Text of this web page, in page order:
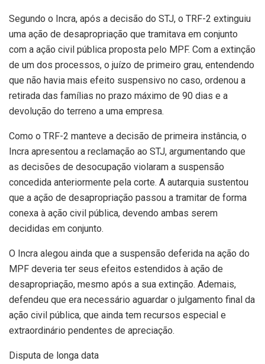
Segundo o Incra, após a decisão do STJ, o TRF-2 extinguiu
uma ação de desapropriação que tramitava em conjunto
com a ação civil pública proposta pelo MPF. Com a extinção
de um dos processos, o juízo de primeiro grau, entendendo
que não havia mais efeito suspensivo no caso, ordenou a
retirada das famílias no prazo máximo de 90 dias e a
devolução do terreno a uma empresa.
Como o TRF-2 manteve a decisão de primeira instância, o
Incra apresentou a reclamação ao STJ, argumentando que
as decisões de desocupação violaram a suspensão
concedida anteriormente pela corte. A autarquia sustentou
que a ação de desapropriação passou a tramitar de forma
conexa à ação civil pública, devendo ambas serem
decididas em conjunto.
O Incra alegou ainda que a suspensão deferida na ação do
MPF deveria ter seus efeitos estendidos à ação de
desapropriação, mesmo após a sua extinção. Ademais,
defendeu que era necessário aguardar o julgamento final da
ação civil pública, que ainda tem recursos especial e
extraordinário pendentes de apreciação.
Disputa de longa data